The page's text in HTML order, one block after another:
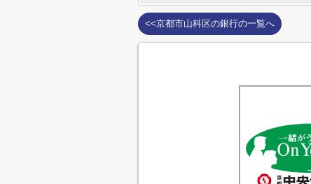
<<京都市山科区の銀行の一覧へ